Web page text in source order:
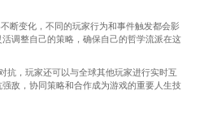
断变化，不同的玩家行为和事件触发都会影
调整自己的策略，确保自己的哲学流派在这
抗，玩家还可以与全球其他玩家进行实时互
敌，协同策略和合作成为游戏的重要人生技